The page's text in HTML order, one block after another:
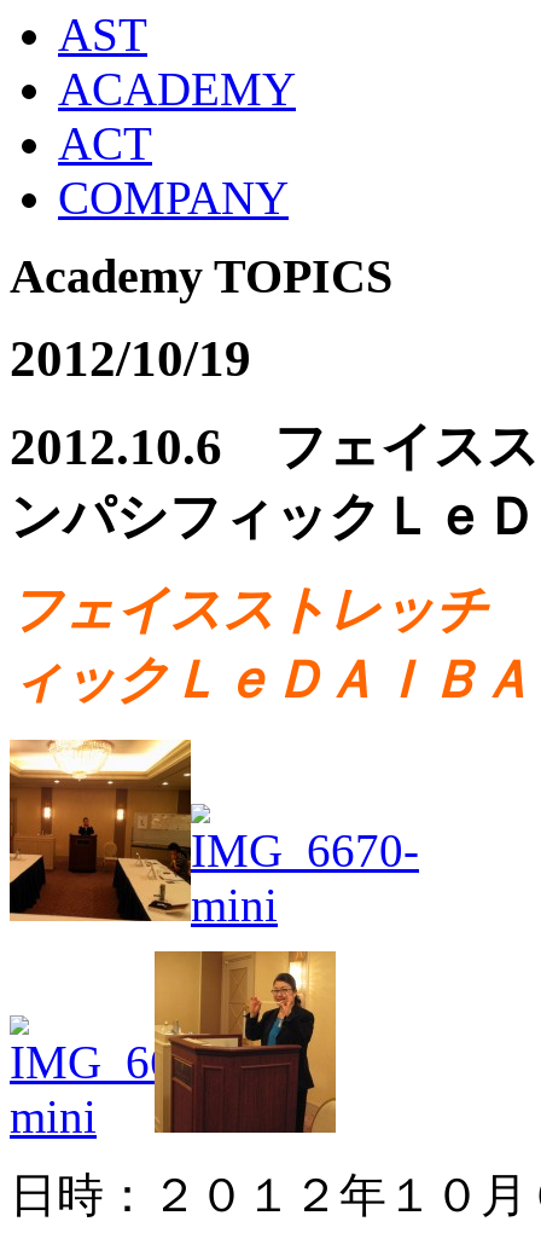
AST
ACADEMY
ACT
COMPANY
Academy TOPICS
2012/10/19
2012.10.6 フェイス
ンパシフィックＬｅ
フェイスストレッチ
ィックＬｅＤＡＩＢＡ
日時：２０１２年１０